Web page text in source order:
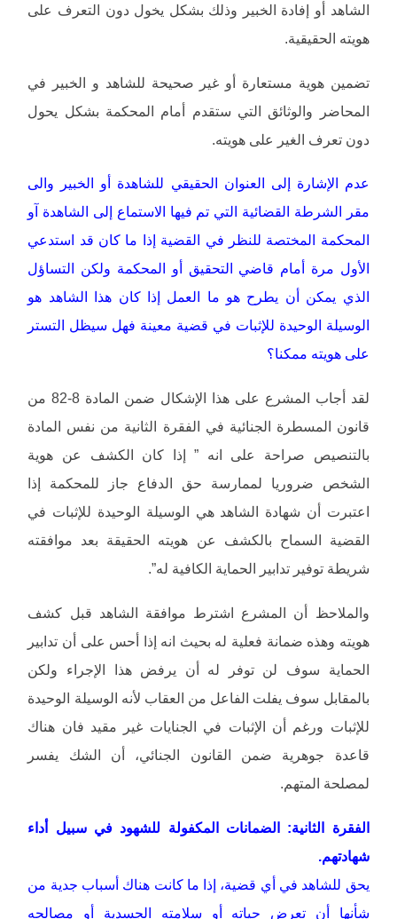
الشاهد أو إفادة الخبير وذلك بشكل يخول دون التعرف على
هويته الحقيقية.
تضمين هوية مستعارة أو غير صحيحة للشاهد و الخبير في
المحاضر والوثائق التي ستقدم أمام المحكمة بشكل يحول
دون تعرف الغير على هويته.
عدم الإشارة إلى العنوان الحقيقي للشاهدة أو الخبير والى
مقر الشرطة القضائية التي تم فيها الاستماع إلى الشاهدة آو
المحكمة المختصة للنظر في القضية إذا ما كان قد استدعي
الأول مرة أمام قاضي التحقيق أو المحكمة ولكن التساؤل
الذي يمكن أن يطرح هو ما العمل إذا كان هذا الشاهد هو
الوسيلة الوحيدة للإثبات في قضية معينة فهل سيظل التستر
على هويته ممكنا؟
لقد أجاب المشرع على هذا الإشكال ضمن المادة 8-82 من
قانون المسطرة الجنائية في الفقرة الثانية من نفس المادة
بالتنصيص صراحة على انه ” إذا كان الكشف عن هوية
الشخص ضروريا لممارسة حق الدفاع جاز للمحكمة إذا
اعتبرت أن شهادة الشاهد هي الوسيلة الوحيدة للإثبات في
القضية السماح بالكشف عن هويته الحقيقة بعد موافقته
شريطة توفير تدابير الحماية الكافية له”.
والملاحظ أن المشرع اشترط موافقة الشاهد قبل كشف
هويته وهذه ضمانة فعلية له بحيث انه إذا أحس على أن تدابير
الحماية سوف لن توفر له أن يرفض هذا الإجراء ولكن
بالمقابل سوف يفلت الفاعل من العقاب لأنه الوسيلة الوحيدة
للإثبات ورغم أن الإثبات في الجنايات غير مقيد فان هناك
قاعدة جوهرية ضمن القانون الجنائي، أن الشك يفسر
لمصلحة المتهم.
الفقرة الثانية: الضمانات المكفولة للشهود في سبيل أداء
شهادتهم.
يحق للشاهد في أي قضية، إذا ما كانت هناك أسباب جدية من
شأنها أن تعرض حياته أو سلامته الجسدية أو مصالحه